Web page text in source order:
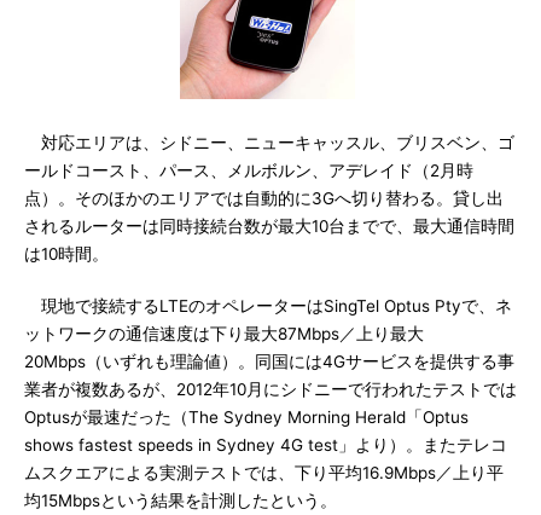
対応エリアは、シドニー、ニューキャッスル、ブリスベン、ゴ
ールドコースト、パース、メルボルン、アデレイド（2月時
点）。そのほかのエリアでは自動的に3Gへ切り替わる。貸し出
されるルーターは同時接続台数が最大10台までで、最大通信時間
は10時間。
現地で接続するLTEのオペレーターはSingTel Optus Ptyで、ネ
ットワークの通信速度は下り最大87Mbps／上り最大
20Mbps（いずれも理論値）。同国には4Gサービスを提供する事
業者が複数あるが、2012年10月にシドニーで行われたテストでは
Optusが最速だった（The Sydney Morning Herald「Optus
shows fastest speeds in Sydney 4G test」より）。またテレコ
ムスクエアによる実測テストでは、下り平均16.9Mbps／上り平
均15Mbpsという結果を計測したという。